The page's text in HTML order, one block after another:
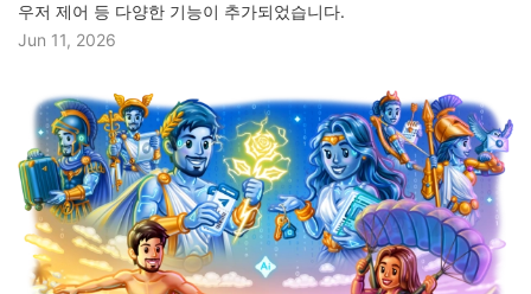
우저 제어 등 다양한 기능이 추가되었습니다.
Jun 11, 2026